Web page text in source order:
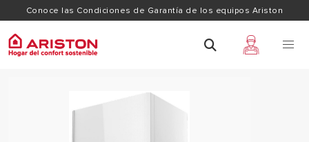
Conoce las Condiciones de Garantía de los equipos Ariston